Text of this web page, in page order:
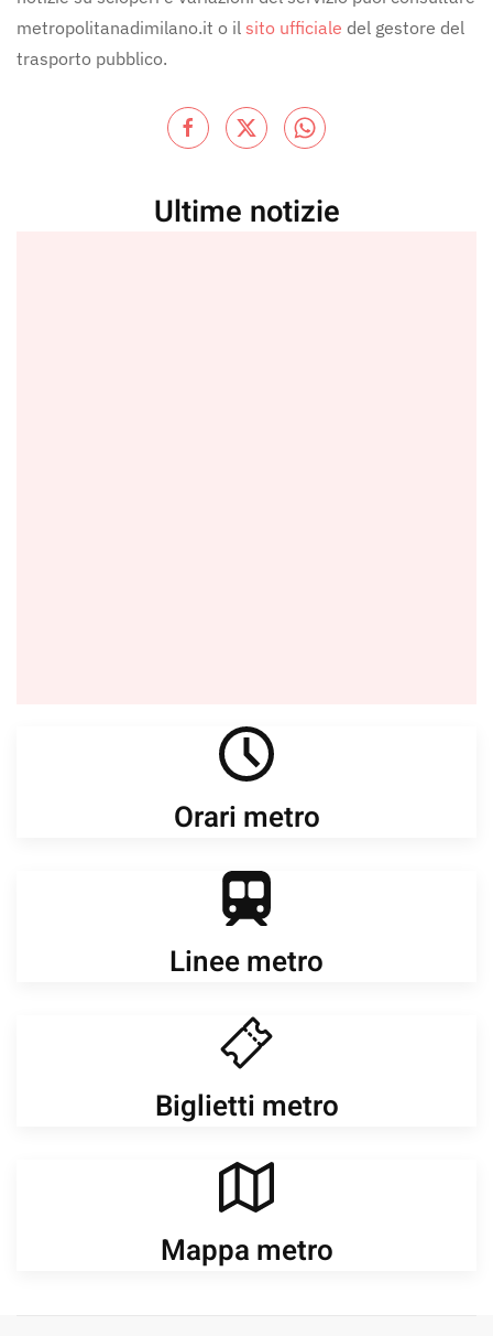
metropolitanadimilano.it o il sito ufficiale del gestore del
trasporto pubblico.
Ultime notizie
Orari metro
Linee metro
Biglietti metro
Mappa metro